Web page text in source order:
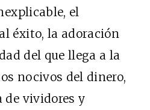
el
éxito, la adoración
del que llega a la
nocivos del dinero,
de vividores y